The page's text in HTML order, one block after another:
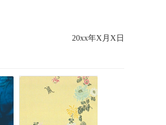
20xx年X月X日